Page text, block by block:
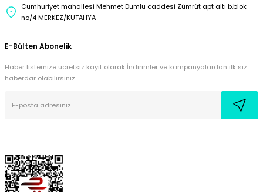
Cumhuriyet mahallesi Mehmet Dumlu caddesi Zümrüt apt altı b,blok
no/4 MERKEZ/KÜTAHYA
E-Bülten Abonelik
Haber listemize ücretsiz kayıt olarak İndirimler ve kampanyalardan ilk siz
haberdar olabilirsiniz.